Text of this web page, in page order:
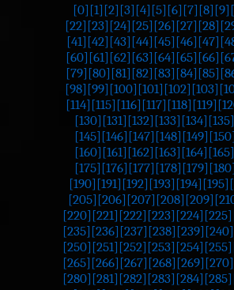
[0] [1] [2] [3] [4] [5] [6] [7] [8] [9]
[22] [23] [24] [25] [26] [27] [28]
[41] [42] [43] [44] [45] [46] [47]
[60] [61] [62] [63] [64] [65] [66]
[79] [80] [81] [82] [83] [84] [85]
[98] [99] [100] [101] [102] [103]
[114] [115] [116] [117] [118] [119]
[130] [131] [132] [133] [134] [135]
[145] [146] [147] [148] [149]
[160] [161] [162] [163] [164] [165]
[175] [176] [177] [178] [179]
[190] [191] [192] [193] [194] [195]
[205] [206] [207] [208] [209]
[220] [221] [222] [223] [224] [225]
[235] [236] [237] [238] [239] [240]
[250] [251] [252] [253] [254] [255]
[265] [266] [267] [268] [269] [270]
[280] [281] [282] [283] [284] [285]